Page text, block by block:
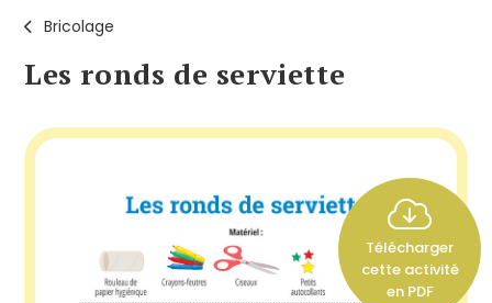
Bricolage
Les ronds de serviette
Télécharger
cette activité
en PDF